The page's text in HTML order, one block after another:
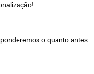
o quanto antes.